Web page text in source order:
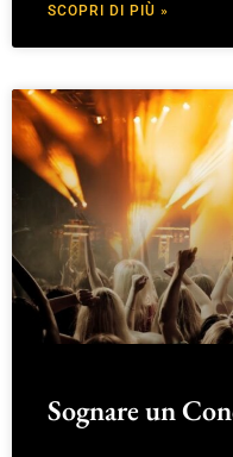
SCOPRI DI PIÙ »
Sognare un